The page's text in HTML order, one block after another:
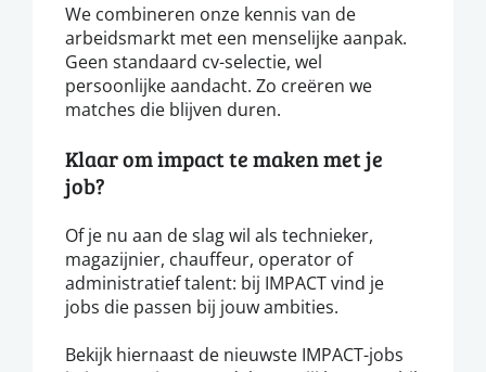
We combineren onze kennis van de
arbeidsmarkt met een menselijke aanpak.
Geen standaard cv-selectie, wel
persoonlijke aandacht. Zo creëren we
matches die blijven duren.
Klaar om impact te maken met je
job?
Of je nu aan de slag wil als technieker,
magazijnier, chauffeur, operator of
administratief talent: bij IMPACT vind je
jobs die passen bij jouw ambities.
Bekijk hiernaast de nieuwste IMPACT-jobs